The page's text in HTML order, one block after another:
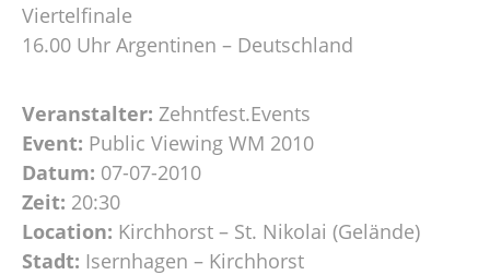
Viertelfinale
16.00 Uhr Argentinen – Deutschland
Veranstalter: Zehntfest.Events
Event: Public Viewing WM 2010
Datum: 07-07-2010
Zeit: 20:30
Location: Kirchhorst – St. Nikolai (Gelände)
Stadt: Isernhagen – Kirchhorst